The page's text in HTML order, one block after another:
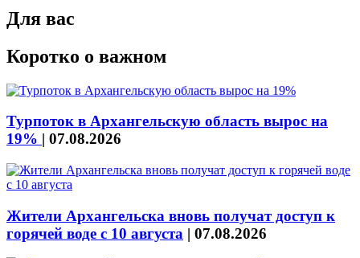
Для вас
Коротко о важном
Турпоток в Архангельскую область вырос на
19% | 07.08.2026
Жители Архангельска вновь получат доступ к
горячей воде с 10 августа | 07.08.2026